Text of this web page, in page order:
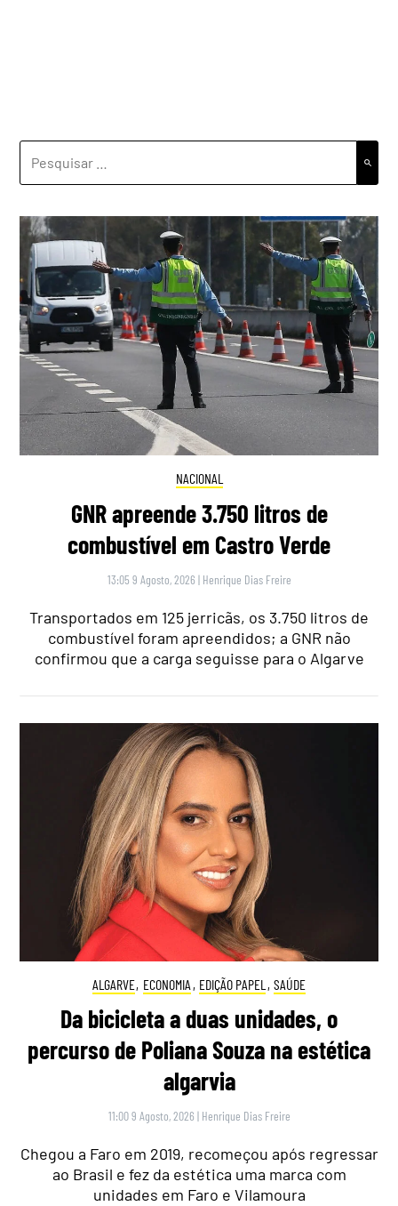
POR:
NACIONAL
GNR apreende 3.750 litros de
combustível em Castro Verde
13:05 9 Agosto, 2026 | Henrique Dias Freire
Transportados em 125 jerricãs, os 3.750 litros de
combustível foram apreendidos; a GNR não
confirmou que a carga seguisse para o Algarve
ALGARVE, ECONOMIA , EDIÇÃO PAPEL , SAÚDE
Da bicicleta a duas unidades, o
percurso de Poliana Souza na estética
algarvia
11:00 9 Agosto, 2026 | Henrique Dias Freire
Chegou a Faro em 2019, recomeçou após regressar
ao Brasil e fez da estética uma marca com
unidades em Faro e Vilamoura